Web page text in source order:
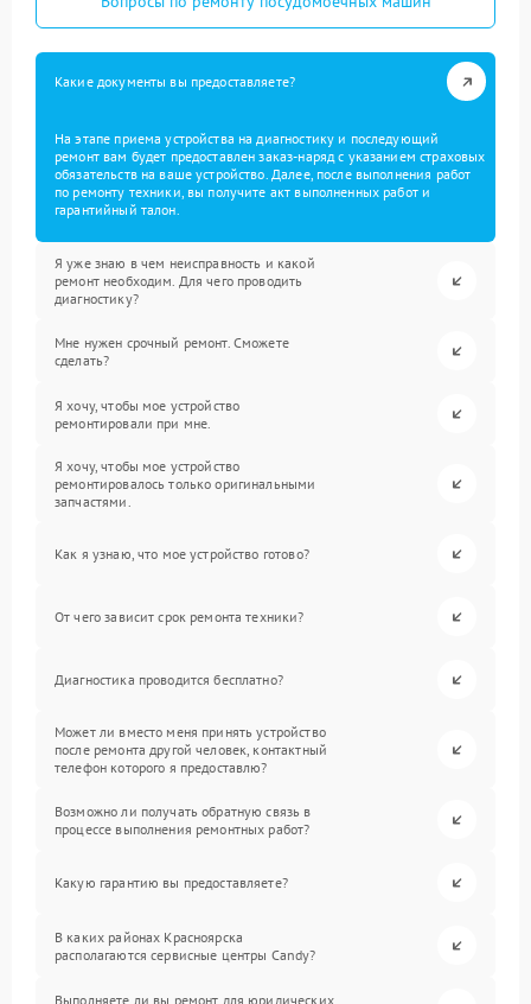
Какие документы вы предоставляете?
На этапе приема устройства на диагностику и последующий
ремонт вам будет предоставлен заказ-наряд с указанием страховых
обязательств на ваше устройство. Далее, после выполнения работ
по ремонту техники, вы получите акт выполненных работ и
гарантийный талон.
Я уже знаю в чем неисправность и какой
ремонт необходим. Для чего проводить
диагностику?
Мне нужен срочный ремонт. Сможете
сделать?
Я хочу, чтобы мое устройство
ремонтировали при мне.
Я хочу, чтобы мое устройство
ремонтировалось только оригинальными
запчастями.
Как я узнаю, что мое устройство готово?
От чего зависит срок ремонта техники?
Диагностика проводится бесплатно?
Может ли вместо меня принять устройство
после ремонта другой человек, контактный
телефон которого я предоставлю?
Возможно ли получать обратную связь в
процессе выполнения ремонтных работ?
Какую гарантию вы предоставляете?
В каких районах Красноярска
располагаются сервисные центры Candy?
Выполняете ли вы ремонт для юридических